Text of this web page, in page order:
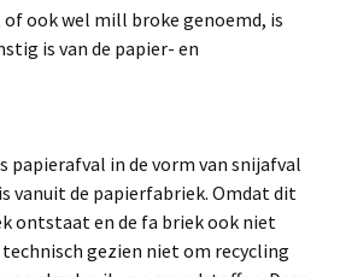
of ook wel mill broke genoemd, is
is van de papier- en
papierafval in de vorm van snijafval
vanuit de papierfabriek. Omdat dit
ontstaat en de fa briek ook niet
gezien niet om recycling